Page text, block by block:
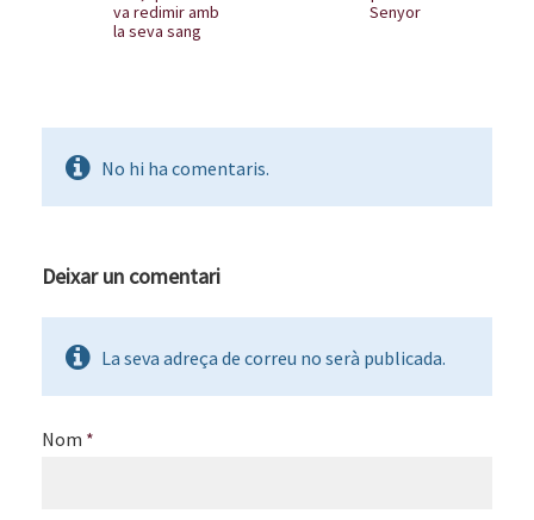
va redimir amb
la seva sang
Senyor
No hi ha comentaris.
Deixar un comentari
La seva adreça de correu no serà publicada.
Nom *